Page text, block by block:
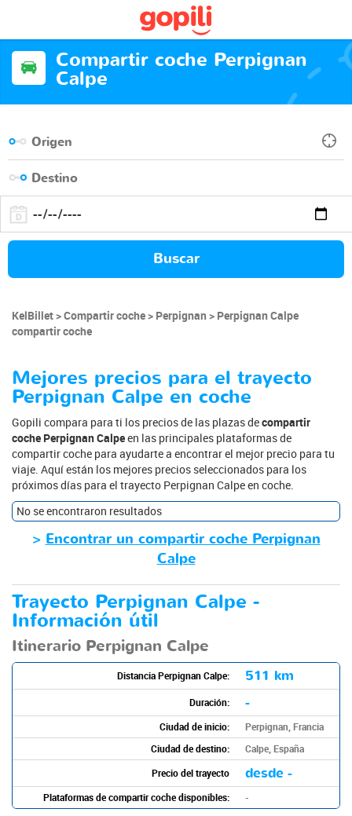
Compartir coche Perpignan
Calpe
Buscar
KelBillet Compartir coche Perpignan
Perpignan Calpe
compartir coche
Mejores precios para el trayecto
Perpignan Calpe en coche
Gopili compara para ti los precios de las plazas decompartir
coche Perpignan Calpeen las principales plataformas de
compartir coche para ayudarte a encontrar el mejor precio para tu
viaje. Aquí están los mejores precios seleccionados para los
próximos días para el trayecto Perpignan Calpe en coche.
No se encontraron resultados
>Encontrar un compartir coche Perpignan
Calpe
Trayecto Perpignan Calpe -
Información útil
Itinerario Perpignan Calpe
Distancia Perpignan Calpe: 511 km
Duración: -
Ciudad de inicio:
Perpignan, Francia
Ciudad de destino:
Calpe, España
Precio del trayecto
desde -
Plataformas de compartir coche disponibles: -